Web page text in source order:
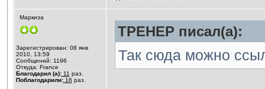
Маркиза
Зарегистрирован: 08 янв
2010, 13:59
Сообщений: 1196
Откуда: France
Благодарил (а):11 раз.
Поблагодарили:16 раз.
ТРЕНЕР писал(а):
Так сюда можно